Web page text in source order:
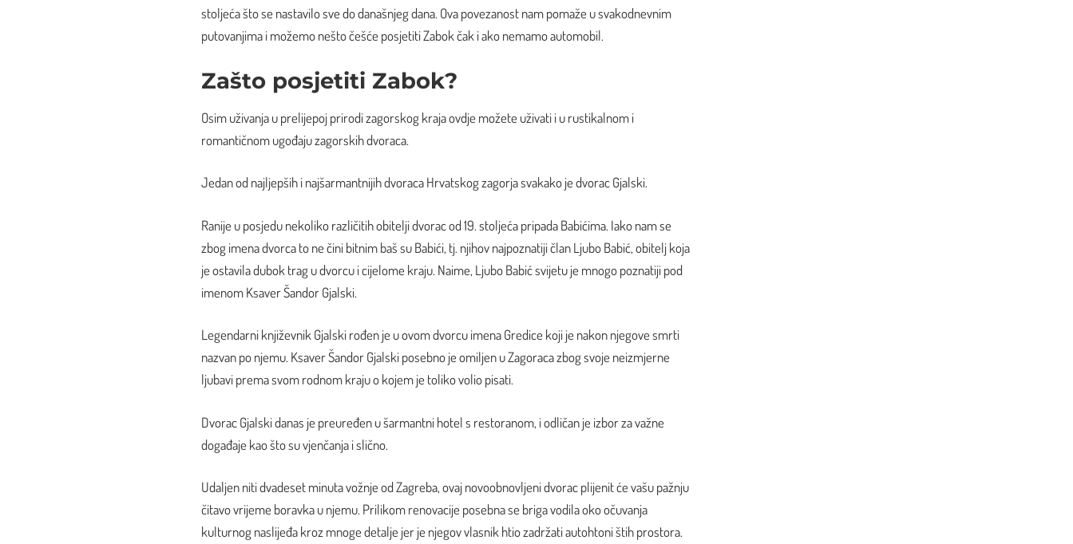
stoljeća što se nastavilo sve do današnjeg dana. Ova povezanost nam pomaže u svakodnevnim
putovanjima i možemo nešto češće posjetiti Zabok čak i ako nemamo automobil.
Zašto posjetiti Zabok?
Osim uživanja u prelijepoj prirodi zagorskog kraja ovdje možete uživati i u rustikalnom i
romantičnom ugođaju zagorskih dvoraca.
Jedan od najljepših i najšarmantnijih dvoraca Hrvatskog zagorja svakako je dvorac Gjalski.
Ranije u posjedu nekoliko različitih obitelji dvorac od 19. stoljeća pripada Babićima. Iako nam se
zbog imena dvorca to ne čini bitnim baš su Babići, tj. njihov najpoznatiji član Ljubo Babić, obitelj koja
je ostavila dubok trag u dvorcu i cijelome kraju. Naime, Ljubo Babić svijetu je mnogo poznatiji pod
imenom Ksaver Šandor Gjalski.
Legendarni književnik Gjalski rođen je u ovom dvorcu imena Gredice koji je nakon njegove smrti
nazvan po njemu. Ksaver Šandor Gjalski posebno je omiljen u Zagoraca zbog svoje neizmjerne
ljubavi prema svom rodnom kraju o kojem je toliko volio pisati.
Dvorac Gjalski danas je preuređen u šarmantni hotel s restoranom, i odličan je izbor za važne
događaje kao što su vjenčanja i slično.
Udaljen niti dvadeset minuta vožnje od Zagreba, ovaj novoobnovljeni dvorac plijenit će vašu pažnju
čitavo vrijeme boravka u njemu. Prilikom renovacije posebna se briga vodila oko očuvanja
kulturnog naslijeđa kroz mnoge detalje jer je njegov vlasnik htio zadržati autohtoni štih prostora.